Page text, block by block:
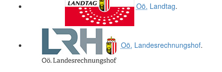
Oö. Landtag.
Oö. Landesrechnungshof.